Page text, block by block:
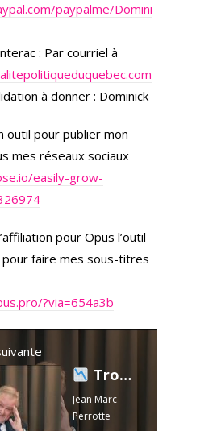
paypalme/Domini
: Par courriel à
à donner : Dominick
outil pour publier mon
mes réseaux sociaux
easily-grow-
pour Opus l’outil
faire mes sous-titres
?via=654a3b
Trop ambitieux ? Une recommandation qui fait mal
Jean Marc
Perrotte